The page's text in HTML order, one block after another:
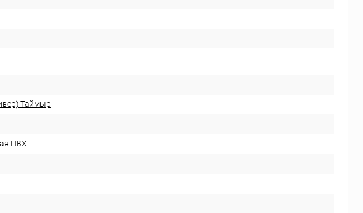
Таймыр
ПВХ